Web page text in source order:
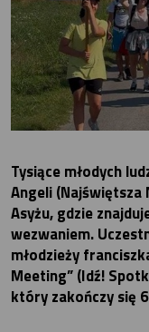
Tysiące młodych
Angeli (Najświętsza
Asyżu, gdzie
wezwaniem.
młodzieży
Meeting” (Idź!
który zakończy się